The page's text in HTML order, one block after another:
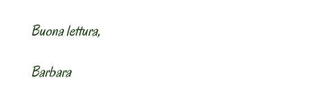
Buona lettura,
Barbara